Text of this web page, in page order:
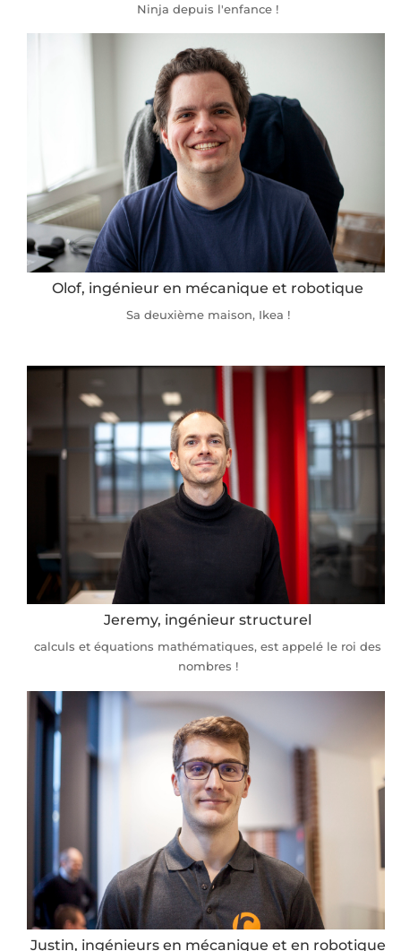
Ninja depuis l'enfance !
Olof, ingénieur en mécanique et robotique
Sa deuxième maison, Ikea !
Jeremy, ingénieur structurel
calculs et équations mathématiques, est appelé le roi des
nombres !
Justin, ingénieurs en mécanique et en robotique